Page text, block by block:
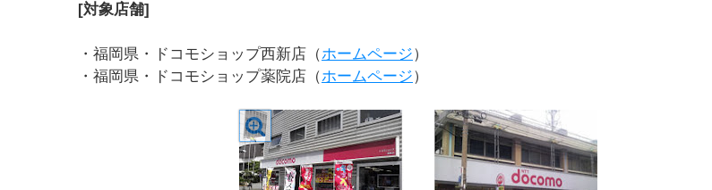
[対象店舗]
・福岡県・ドコモショップ西新店（ホームページ）
・福岡県・ドコモショップ薬院店（ホームページ）